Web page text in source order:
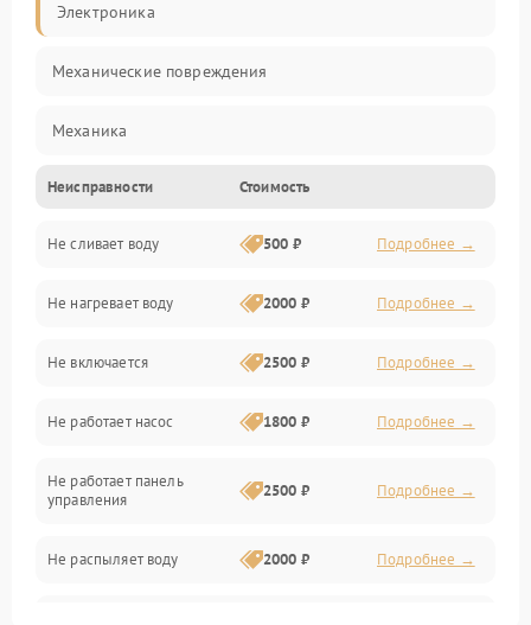
Электроника
Механические повреждения
Механика
Управление
Электропитание
Датчики
Нагрев
Вода
Гигиена
Программное обеспечение
Неисправности Стоимость
Не сливает воду 500 ₽ Подробнее →
Не нагревает воду 2000 ₽ Подробнее →
Не включается 2500 ₽ Подробнее →
Не работает насос 1800 ₽ Подробнее →
Не работает панель
управления
2500 ₽ Подробнее →
Не распыляет воду 2000 ₽ Подробнее →